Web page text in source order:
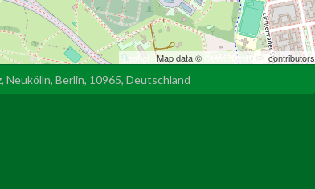
Leaflet | Map data © OpenStreetMap contributors
Neukölln, Berlin, 10965, Deutschland